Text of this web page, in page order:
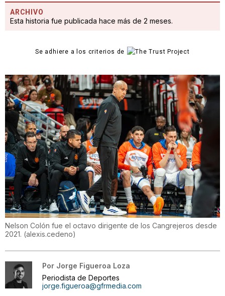
ARCHIVO
Esta historia fue publicada hace más de 2 meses.
Se adhiere a los criterios de
Nelson Colón fue el octavo dirigente de los Cangrejeros desde
2021. (alexis.cedeno)
Por Jorge Figueroa Loza
Periodista de Deportes
jorge.figueroa@gfrmedia.com